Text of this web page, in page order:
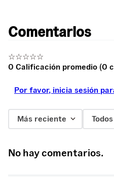
Comentarios
☆☆☆☆☆
0 Calificación promedio (0
Por favor, inicia sesión
Más reciente Todos
No hay comentarios.